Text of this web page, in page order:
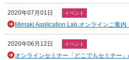
2020年07月01日 イベント
Mimaki Application Lab.オンラインご案内
2020年06月12日 イベント
オンラインセミナー「どこでもセミナー